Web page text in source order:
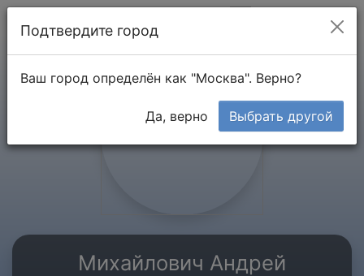
Михайлович Андрей
Подтвердите город
Ваш город определён как "Москва". Верно?
Да, верно Выбрать другой